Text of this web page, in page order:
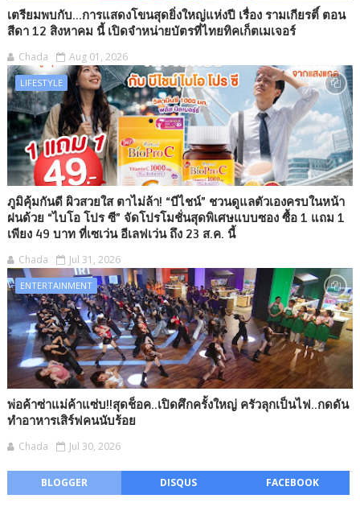
เตรียมพบกับ...การแสดงโขนสุดยิ่งใหญ่แห่งปี เรื่อง รามเกียรติ์ ตอน
สีดา 12 สิงหาคม นี้ เปิดจำหน่ายบัตรที่ไทยทิคเก็ตเมเจอร์
Chada Aug 01, 2026
LIFESTYLE
ภูมิคุ้มกันดี ผิวสวยใส ตาไม่ล้า! “บีไชน์” ชวนดูแลตัวเองครบในหน้า
ฝนด้วย “ไบโอ โปร ซี” จัดโปรโมชั่นสุดพิเศษแบบซอง ซื้อ 1 แถม 1
เพียง 49 บาท ที่เซเว่น อีเลฟเว่น ถึง 23 ส.ค. นี้
Chada Jul 31, 2026
ENTERTAINMENT
พ่อค้าซ่าแม่ค้าแซ่บ!!สุดช็อค..เปิดศึกครั้งใหญ่ ครัวลุกเป็นไฟ..กดดัน
ทำอาหารเสิร์ฟคนนับร้อย
Chada Jul 30, 2026
BLOGGER DISQUS FACEBOOK